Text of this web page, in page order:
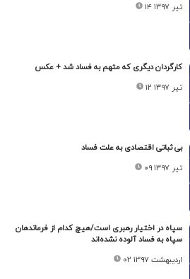
۱۴ تیر ۱۳۹۷
کارگردان دیگری که متهم به فساد شد + عکس
۱۲ تیر ۱۳۹۷
بی ثباتی اقتصادی به علت فساد
۰۹ تیر ۱۳۹۷
سپاه در اختیار رهبری است/هیچ کدام از فرماندهان
سپاه به فساد آلوده نشده‌اند
۰۲ اردیبهشت ۱۳۹۷